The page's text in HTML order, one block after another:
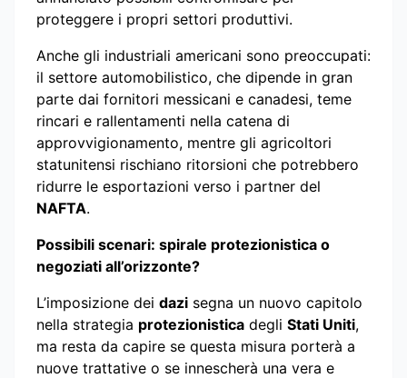
proteggere i propri settori produttivi.
Anche gli industriali americani sono preoccupati:
il settore automobilistico, che dipende in gran
parte dai fornitori messicani e canadesi, teme
rincari e rallentamenti nella catena di
approvvigionamento, mentre gli agricoltori
statunitensi rischiano ritorsioni che potrebbero
ridurre le esportazioni verso i partner del
NAFTA.
Possibili scenari: spirale protezionistica o
negoziati all’orizzonte?
L’imposizione dei dazi segna un nuovo capitolo
nella strategia protezionistica degli Stati Uniti,
ma resta da capire se questa misura porterà a
nuove trattative o se innescherà una vera e